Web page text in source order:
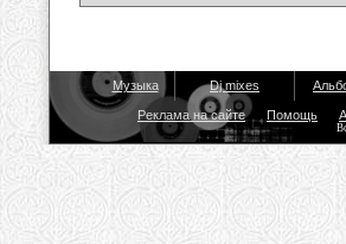
Музыка Dj mixes
Реклама на сайте Помощь